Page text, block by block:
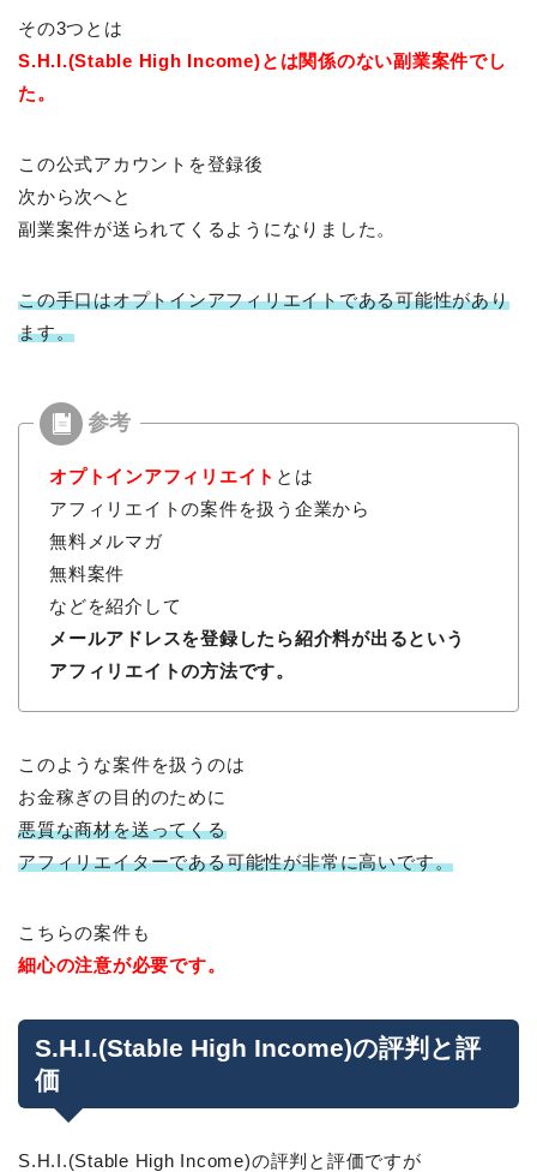
その3つとは
S.H.I.(Stable High Income)とは関係のない副業案件でし
た。
この公式アカウントを登録後
次から次へと
副業案件が送られてくるようになりました。
この手口はオプトインアフィリエイトである可能性があり
ます。
オプトインアフィリエイト とは
アフィリエイトの案件を扱う企業から
無料メルマガ
無料案件
などを紹介して
メールアドレスを登録したら紹介料が出るという
アフィリエイトの方法です。
このような案件を扱うのは
お金稼ぎの目的のために
悪質な商材を送ってくる
アフィリエイターである可能性が非常に高いです。
こちらの案件も
細心の注意が必要です。
S.H.I.(Stable High Income)の評判と評
価
S.H.I.(Stable High Income)の評判と評価ですが